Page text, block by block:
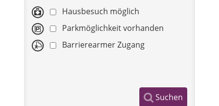
Hausbesuch möglich
Parkmöglichkeit vorhanden
Barrierearmer Zugang
Suchen